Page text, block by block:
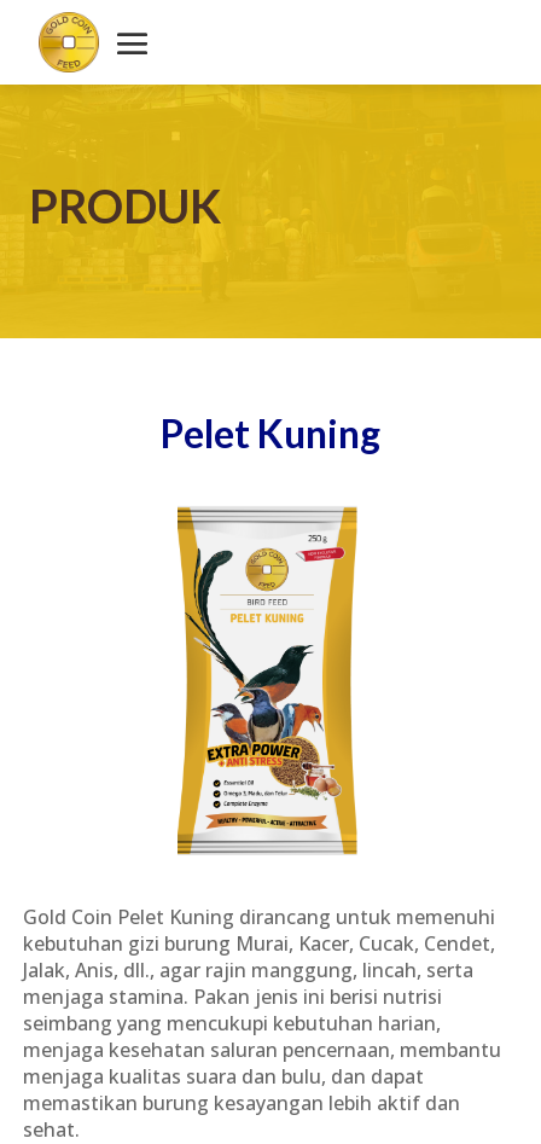
PRODUK
Pelet Kuning
Gold Coin Pelet Kuning dirancang untuk memenuhi
kebutuhan gizi burung Murai, Kacer, Cucak, Cendet,
Jalak, Anis, dll., agar rajin manggung, lincah, serta
menjaga stamina. Pakan jenis ini berisi nutrisi
seimbang yang mencukupi kebutuhan harian,
menjaga kesehatan saluran pencernaan, membantu
menjaga kualitas suara dan bulu, dan dapat
memastikan burung kesayangan lebih aktif dan
sehat.